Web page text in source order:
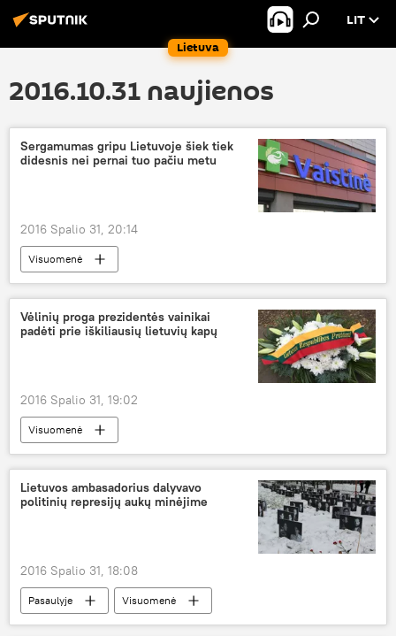
Lietuva
LIT
2016.10.31 naujienos
Sergamumas gripu Lietuvoje šiek tiek
didesnis nei pernai tuo pačiu metu
2016 Spalio 31, 20:14
Visuomenė
Vėlinių proga prezidentės vainikai
padėti prie iškiliausių lietuvių kapų
2016 Spalio 31, 19:02
Visuomenė
Lietuvos ambasadorius dalyvavo
politinių represijų aukų minėjime
2016 Spalio 31, 18:08
Pasaulyje
Visuomenė
"Misija Sibiras"